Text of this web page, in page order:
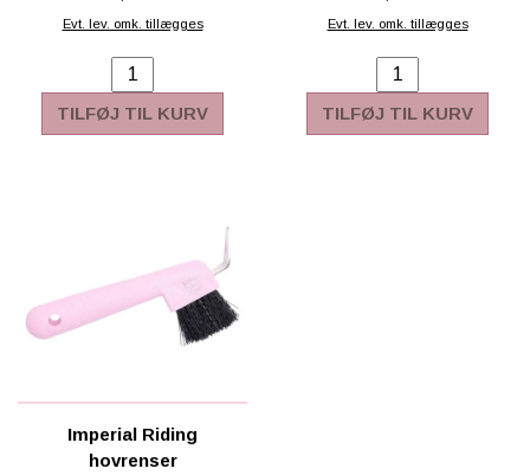
Evt. lev. omk. tillægges
TILFØJ TIL KURV
Evt. lev. omk. tillægges
TILFØJ TIL KURV
Imperial Riding
hovrenser